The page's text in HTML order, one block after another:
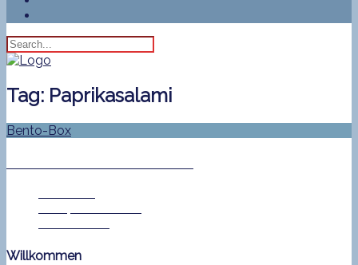
Tag: Paprikasalami
Bento-Box
Willkommen